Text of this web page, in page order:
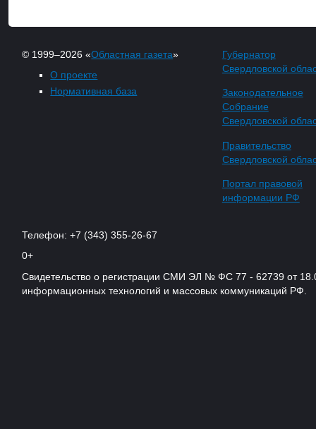
© 1999–2026 «Областная газета»
О проекте
Нормативная база
Губернатор
Свердловской
Законодательное
Собрание
Свердловской
Правительство
Свердловской
Портал правовой
информации РФ
Телефон: +7 (343) 355-26-67
0+
Свидетельство о регистрации СМИ ЭЛ № ФС 77 - 62739 от
информационных технологий и массовых коммуникаций РФ.